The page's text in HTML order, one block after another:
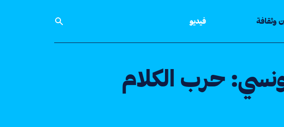
وثقافة فيديو
حرب الكلام